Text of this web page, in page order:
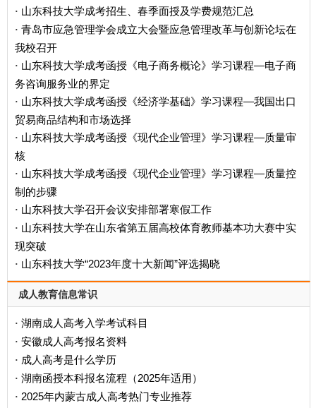
· 山东科技大学成考招生、春季面授及学费规范汇总
· 青岛市应急管理学会成立大会暨应急管理改革与创新论坛在
我校召开
· 山东科技大学成考函授《电子商务概论》学习课程—电子商
务咨询服务业的界定
· 山东科技大学成考函授《经济学基础》学习课程—我国出口
贸易商品结构和市场选择
· 山东科技大学成考函授《现代企业管理》学习课程—质量审
核
· 山东科技大学成考函授《现代企业管理》学习课程—质量控
制的步骤
· 山东科技大学召开会议安排部署寒假工作
· 山东科技大学在山东省第五届高校体育教师基本功大赛中实
现突破
· 山东科技大学“2023年度十大新闻”评选揭晓
成人教育信息常识
· 湖南成人高考入学考试科目
· 安徽成人高考报名资料
· 成人高考是什么学历
· ‌湖南函授本科报名流程（2025年适用）‌
· 2025年内蒙古成人高考热门专业推荐